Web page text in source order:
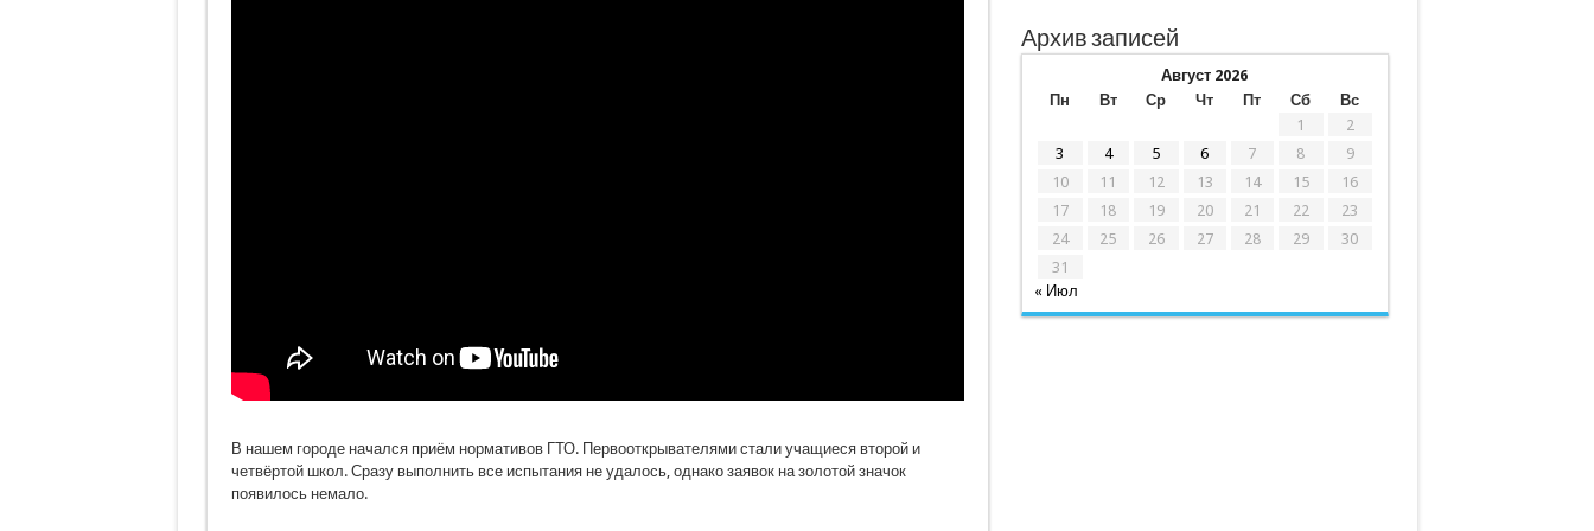
В нашем городе начался приём нормативов ГТО. Первооткрывателями стали учащиеся второй и
четвёртой школ. Сразу выполнить все испытания не удалось, однако заявок на золотой значок
появилось немало.
Архив записей
Август 2026
Пн
Вт Ср Чт Пт Сб
Вс
1
2
3
4 5 6 7 8
9
10
11 12 13 14 15
16
17
18 19 20 21 22
23
24
25 26 27 28 29
30
31
« Июл